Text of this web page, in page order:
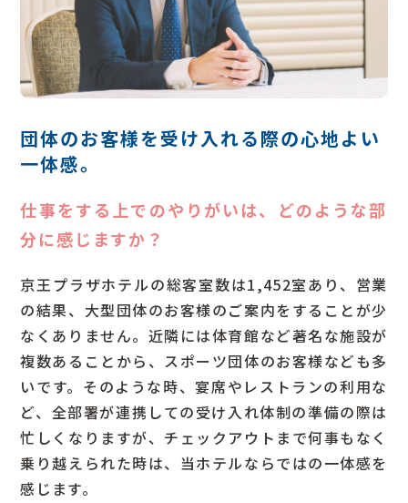
京王プラザホテルの歩み
料飲宴会部宴会サービス
宿泊部ロビーサービス
団体のお客様を受け入れる際の心地よい
一体感。
Q
仕事をする上でのやりがいは、どのような部
分に感じますか？
京王プラザホテルの総客室数は1,452室あり、営業
の結果、大型団体のお客様のご案内をすることが少
なくありません。近隣には体育館など著名な施設が
複数あることから、スポーツ団体のお客様なども多
いです。そのような時、宴席やレストランの利用な
ど、全部署が連携しての受け入れ体制の準備の際は
忙しくなりますが、チェックアウトまで何事もなく
乗り越えられた時は、当ホテルならではの一体感を
感じます。